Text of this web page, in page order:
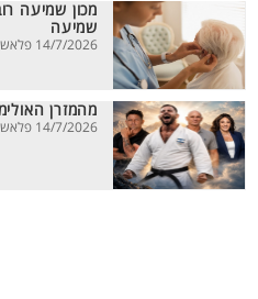
מכון שמיעה
שמיעה
14/7/2026 פלאשנט עסקים
מהמזרן
14/7/2026 פלאשנט לוקאלי